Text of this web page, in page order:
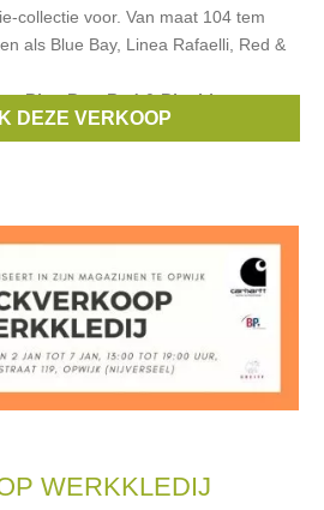
collectie voor. Van maat 104 tem
als Blue Bay, Linea Rafaelli, Red &
,Blue Bay,Red & Blu,Linea
DEZE VERKOOP
WERKKLEDIJ